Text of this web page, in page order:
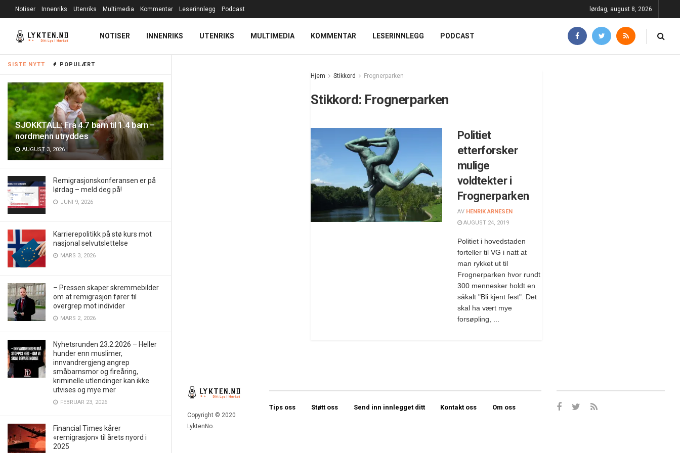
SISTE NYTT POPULÆRT
SJOKKTALL: Fra 4.7 barn til 1.4 barn –
nordmenn utryddes
AUGUST 3, 2026
Remigrasjonskonferansen er på
lørdag – meld deg på!
JUNI 9, 2026
Karrierepolitikk på stø kurs mot
nasjonal selvutslettelse
MARS 3, 2026
– Pressen skaper skremmebilder
om at remigrasjon fører til
overgrep mot individer
MARS 2, 2026
Nyhetsrunden 23.2.2026 – Heller
hunder enn muslimer,
innvandrergjeng angrep
småbarnsmor og fireåring,
kriminelle utlendinger kan ikke
utvises og mye mer
FEBRUAR 23, 2026
Financial Times kårer
«remigrasjon» til årets nyord i
2025
Notiser Innenriks Utenriks Multimedia Kommentar Leserinnlegg Podcast lørdag, august 8, 2026
NOTISER INNENRIKS UTENRIKS MULTIMEDIA KOMMENTAR LESERINNLEGG PODCAST
Hjem Stikkord Frognerparken
Stikkord: Frognerparken
Politiet
etterforsker
mulige
voldtekter i
Frognerparken
AV HENRIK ARNESEN
AUGUST 24, 2019
Politiet i hovedstaden
forteller til VG i natt at
man rykket ut til
Frognerparken hvor rundt
300 mennesker holdt en
såkalt "Bli kjent fest". Det
skal ha vært mye
forsøpling, ...
Copyright © 2020
LyktenNo.
Tips oss Støtt oss Send inn innlegget ditt Kontakt oss Om oss